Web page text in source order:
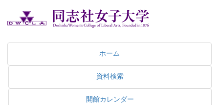
ホーム
資料検索
開館カレンダー